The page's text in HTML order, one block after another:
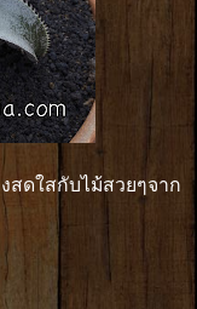
สดใสกับไม้สวยๆจาก